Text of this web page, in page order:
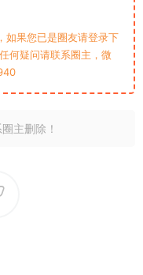
如果您已是圈友请登录下
何疑问请联系圈主，微
主删除！